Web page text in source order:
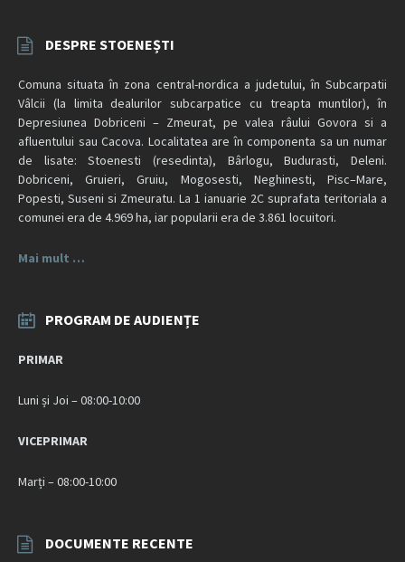
DESPRE STOENEȘTI
Comuna situata în zona central-nordica a judetului, în Subcarpatii
Vâlcii (la limita dealurilor subcarpatice cu treapta muntilor), în
Depresiunea Dobriceni – Zmeurat, pe valea râului Govora si a
afluentului sau Cacova. Localitatea are în componenta sa un numar
de lisate: Stoenesti (resedinta), Bârlogu, Budurasti, Deleni.
Dobriceni, Gruieri, Gruiu, Mogosesti, Neghinesti, Pisc–Mare,
Popesti, Suseni si Zmeuratu. La 1 ianuarie 2C suprafata teritoriala a
comunei era de 4.969 ha, iar popularii era de 3.861 locuitori.
Mai mult …
PROGRAM DE AUDIENȚE
PRIMAR
Luni și Joi – 08:00-10:00
VICEPRIMAR
Marți – 08:00-10:00
DOCUMENTE RECENTE